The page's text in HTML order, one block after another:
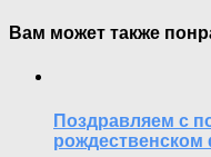
Вам может также
Поздравляем с
рождественском